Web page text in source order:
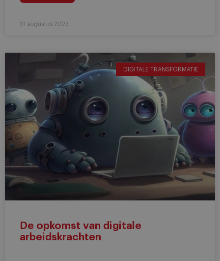
31 augustus 2023
DIGITALE TRANSFORMATIE
De opkomst van digitale
arbeidskrachten